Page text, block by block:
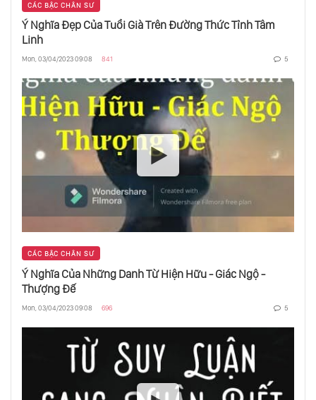
CÁC BẬC CHÂN SƯ
Ý Nghĩa Đẹp Của Tuổi Già Trên Đường Thức Tỉnh Tâm
Linh
Mon, 03/04/2023 09:08 841 5
CÁC BẬC CHÂN SƯ
Ý Nghĩa Của Những Danh Từ Hiện Hữu - Giác Ngộ -
Thượng Đế
Mon, 03/04/2023 09:08 696 5